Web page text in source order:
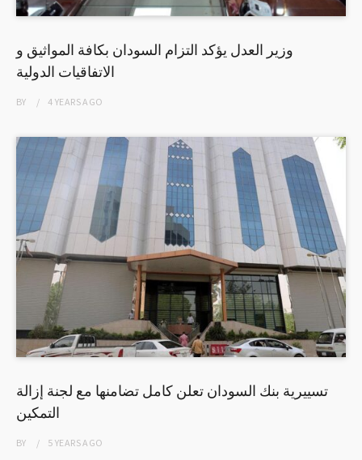
وزير العدل يؤكد التزام السودان بكافة المواثيق و
الاتفاقيات الدولية
BY 4 YEARSAGO
تسييرية بنك السودان تعلن كامل تضامنها مع لجنة إزالة
التمكين
BY 5 YEARSAGO